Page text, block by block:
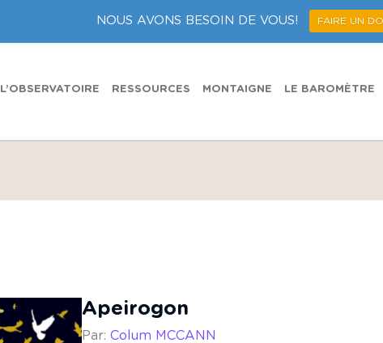
L’OBSERVATOIRE RESSOURCES MONTAIGNE LE BAROMÈTRE
Apeirogon
Par: Colum MCCANN
NOUS AVONS BESOIN DE VOUS! FAIRE UN